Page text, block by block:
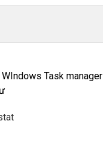
Task manager